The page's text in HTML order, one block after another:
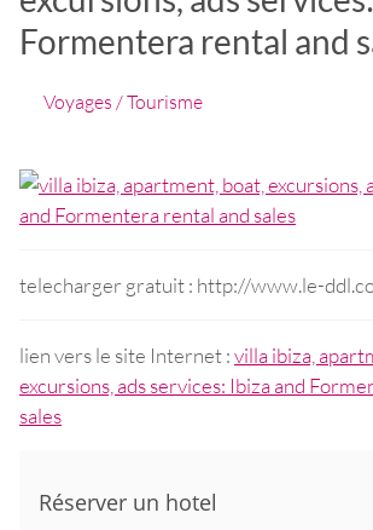
Formentera rental and
Voyages / Tourisme
telecharger gratuit : http://www.le-
lien vers le site Internet :villa ibiza,
excursions, ads services: Ibiza and
sales
Réserver un hotel